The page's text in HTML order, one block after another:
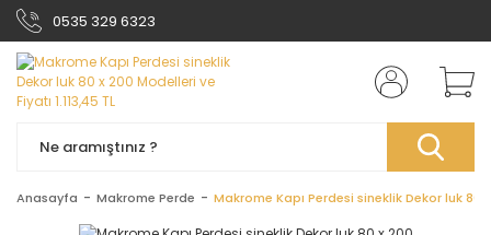
0535 329 6323
Anasayfa Makrome Perde Makrome Kapı Perdesi sineklik Dekor luk 80